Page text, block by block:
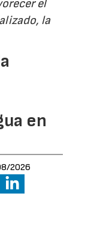
el
la
en
2026